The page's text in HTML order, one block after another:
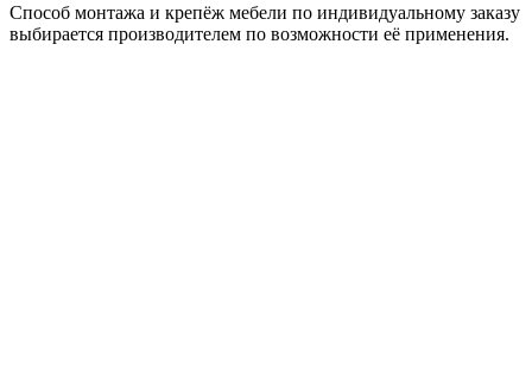
Способ монтажа и крепёж мебели по индивидуальному заказу
выбирается производителем по возможности её применения.